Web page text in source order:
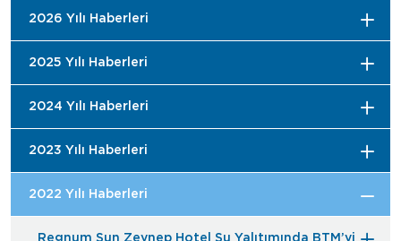
2026 Yılı Haberleri
2025 Yılı Haberleri
2024 Yılı Haberleri
2023 Yılı Haberleri
2022 Yılı Haberleri
Regnum Sun Zeynep Hotel Su Yalıtımında BTM’yi